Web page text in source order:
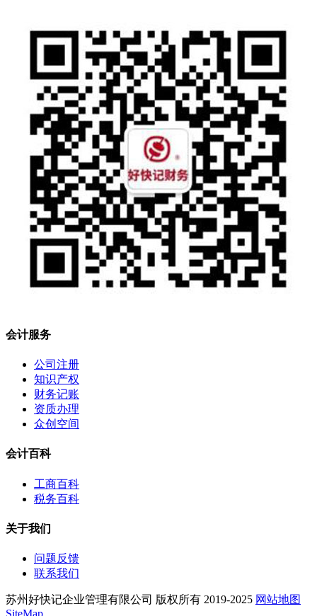
会计服务
公司注册
知识产权
财务记账
资质办理
众创空间
会计百科
工商百科
税务百科
关于我们
问题反馈
联系我们
苏州好快记企业管理有限公司 版权所有 2019-2025 网站地图
SiteMap